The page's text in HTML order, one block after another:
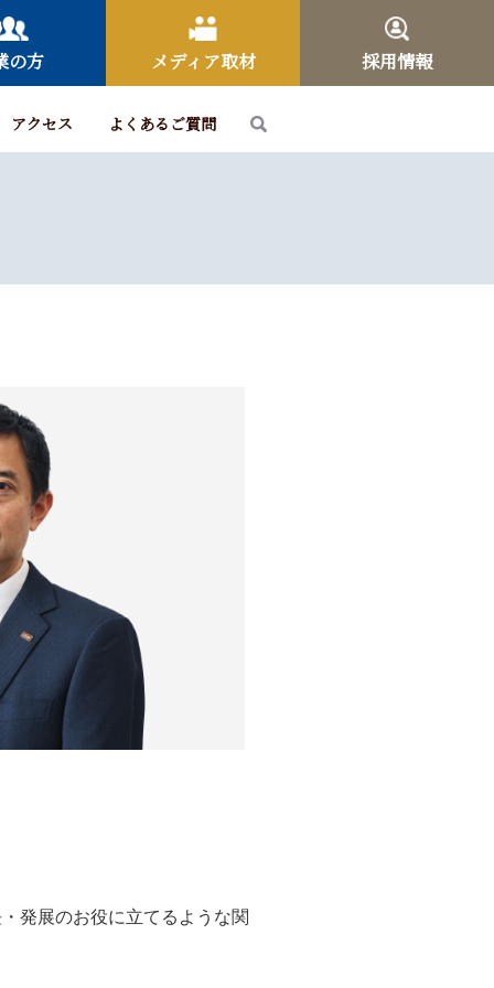
の方 メディア取材 採用情報
アクセス よくあるご質問
発展のお役に立てるような関